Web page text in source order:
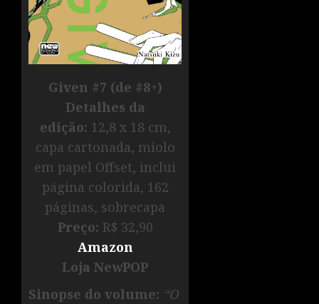
Given #7 (de #8+)
Detalhes da
edição: 12,8 x 18 cm,
capa cartonada, miolo
em papel Offset, inclui
página colorida, 162
páginas, sobrecapa
Preço: R$ 32,90
Amazon
Loja NewPOP
Sinopse do volume: “O